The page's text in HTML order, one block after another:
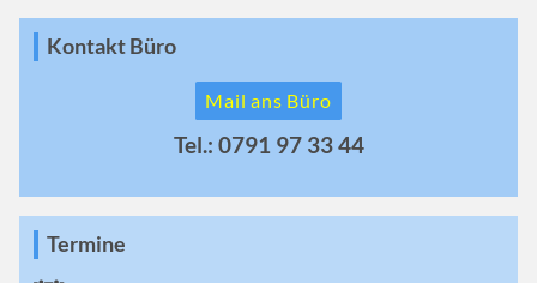
Kontakt Büro
Mail ans Büro
Tel.: 0791 97 33 44
Termine